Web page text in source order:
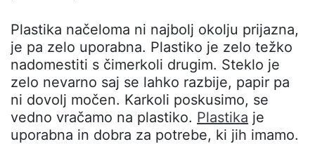
Plastika načeloma ni najbolj okolju prijazna,
je pa zelo uporabna. Plastiko je zelo težko
nadomestiti s čimerkoli drugim. Steklo je
zelo nevarno saj se lahko razbije, papir pa
ni dovolj močen. Karkoli poskusimo, se
vedno vračamo na plastiko. Plastika je
uporabna in dobra za potrebe, ki jih imamo.